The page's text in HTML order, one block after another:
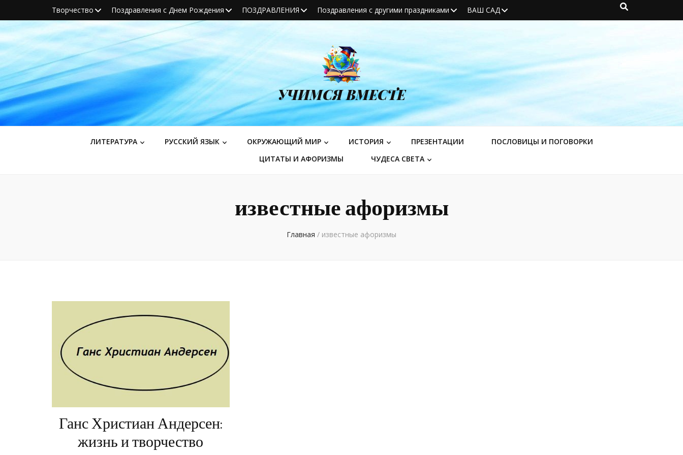
Творчество Поздравления с Днем Рождения ПОЗДРАВЛЕНИЯ Поздравления с другими праздниками ВАШ САД
УЧИМСЯ ВМЕСТЕ
ЛИТЕРАТУРА РУССКИЙ ЯЗЫК ОКРУЖАЮЩИЙ МИР ИСТОРИЯ ПРЕЗЕНТАЦИИ
ПОСЛОВИЦЫ И ПОГОВОРКИ
ЦИТАТЫ И АФОРИЗМЫ
ЧУДЕСА СВЕТА
известные афоризмы
Главная / известные афоризмы
Ганс Христиан Андерсен:
жизнь и творчество